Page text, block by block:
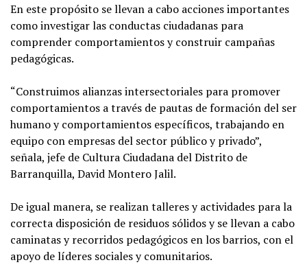
En este propósito se llevan a cabo acciones importantes
como investigar las conductas ciudadanas para
comprender comportamientos y construir campañas
pedagógicas.
“Construimos alianzas intersectoriales para promover
comportamientos a través de pautas de formación del ser
humano y comportamientos específicos, trabajando en
equipo con empresas del sector público y privado”,
señala, jefe de Cultura Ciudadana del Distrito de
Barranquilla, David Montero Jalil.
De igual manera, se realizan talleres y actividades para la
correcta disposición de residuos sólidos y se llevan a cabo
caminatas y recorridos pedagógicos en los barrios, con el
apoyo de líderes sociales y comunitarios.